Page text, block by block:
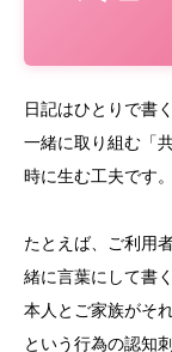
日記はひとりで書
一緒に取り組む「
時に生む工夫です。
たとえば、ご利用
緒に言葉にして書
本人とご家族がそ
という行為の認知